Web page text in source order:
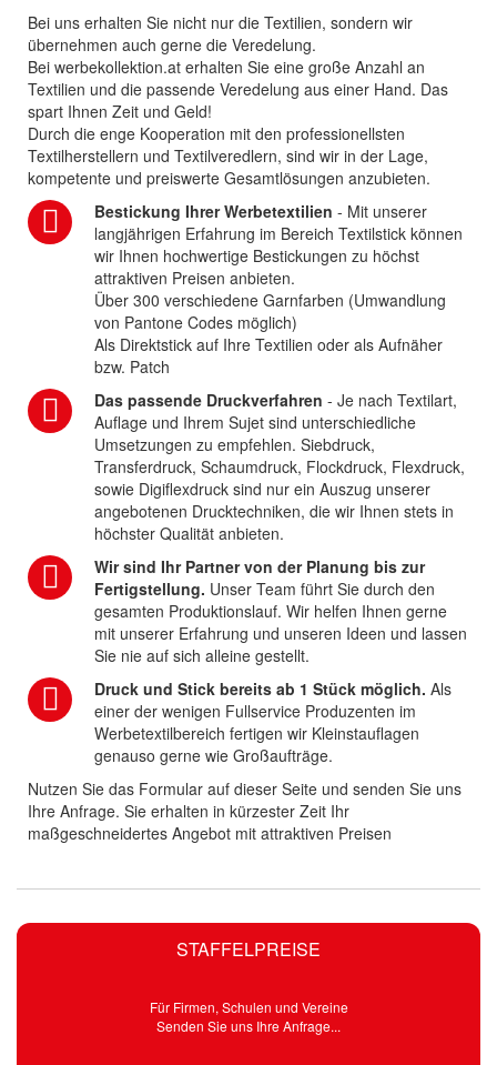
STAFFELPREISE
Für Firmen, Schulen und Vereine
Senden Sie uns Ihre Anfrage...
Bei uns erhalten Sie nicht nur die Textilien, sondern wir
übernehmen auch gerne die Veredelung.
Bei werbekollektion.at erhalten Sie eine große Anzahl an
Textilien und die passende Veredelung aus einer Hand. Das
spart Ihnen Zeit und Geld!
Durch die enge Kooperation mit den professionellsten
Textilherstellern und Textilveredlern, sind wir in der Lage,
kompetente und preiswerte Gesamtlösungen anzubieten.
Bestickung Ihrer Werbetextilien - Mit unserer
langjährigen Erfahrung im Bereich Textilstick können
wir Ihnen hochwertige Bestickungen zu höchst
attraktiven Preisen anbieten.
Über 300 verschiedene Garnfarben (Umwandlung
von Pantone Codes möglich)
Als Direktstick auf Ihre Textilien oder als Aufnäher
bzw. Patch
Das passende Druckverfahren - Je nach Textilart,
Auflage und Ihrem Sujet sind unterschiedliche
Umsetzungen zu empfehlen. Siebdruck,
Transferdruck, Schaumdruck, Flockdruck, Flexdruck,
sowie Digiflexdruck sind nur ein Auszug unserer
angebotenen Drucktechniken, die wir Ihnen stets in
höchster Qualität anbieten.
Wir sind Ihr Partner von der Planung bis zur
Fertigstellung. Unser Team führt Sie durch den
gesamten Produktionslauf. Wir helfen Ihnen gerne
mit unserer Erfahrung und unseren Ideen und lassen
Sie nie auf sich alleine gestellt.
Druck und Stick bereits ab 1 Stück möglich. Als
einer der wenigen Fullservice Produzenten im
Werbetextilbereich fertigen wir Kleinstauflagen
genauso gerne wie Großaufträge.
Nutzen Sie das Formular auf dieser Seite und senden Sie uns
Ihre Anfrage. Sie erhalten in kürzester Zeit Ihr
maßgeschneidertes Angebot mit attraktiven Preisen